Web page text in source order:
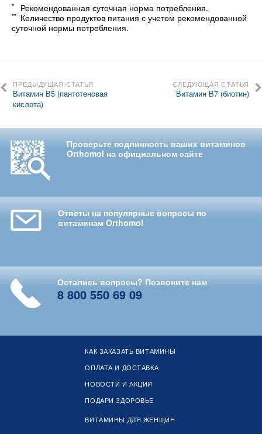
* Рекомендованная суточная норма потребления.
** Количество продуктов питания с учетом рекомендованной
суточной нормы потребления.
ПРЕДЫДУЩАЯ СТАТЬЯ
Витамин В5 (пантотеновая
кислота)
СЛЕДУЮЩАЯ СТАТЬЯ
Витамин В7 (биотин)
Проверьте подлинность ваших витаминов
Orthomol на официальном сайте
Ответы на популярные вопросы по
витаминам Orthomol
Остались вопросы? Позвоните нам
8 800 550 69 09
КАК ЗАКАЗАТЬ ВИТАМИНЫ
ОПЛАТА И ДОСТАВКА
НОВОСТИ И АКЦИИ
ПОДАРИ ЗДОРОВЬЕ
ВИТАМИНЫ ДЛЯ ЖЕНЩИН